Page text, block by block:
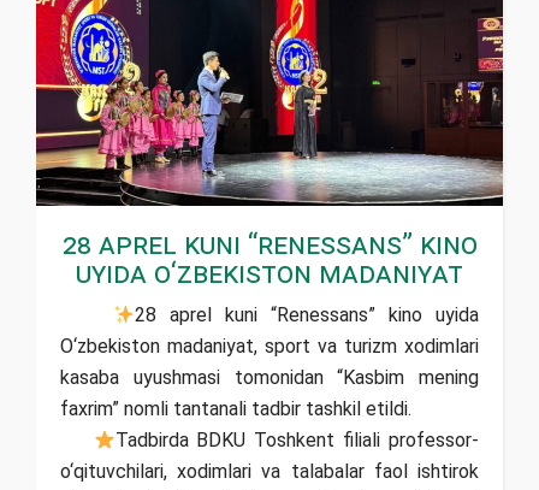
28 aprel kuni “Renessans” kino
uyida O‘zbekiston madaniyat
28 aprel kuni “Renessans” kino uyida
O‘zbekiston madaniyat, sport va turizm xodimlari
kasaba uyushmasi tomonidan “Kasbim mening
faxrim” nomli tantanali tadbir tashkil etildi.
Tadbirda BDKU Toshkent filiali professor-
o‘qituvchilari, xodimlari va talabalar faol ishtirok